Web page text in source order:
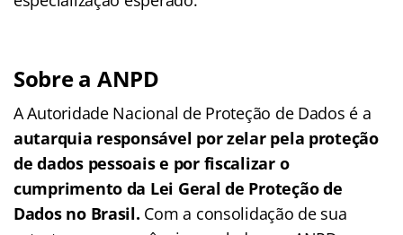
Sobre a ANPD
A Autoridade Nacional de Proteção de Dados é a
autarquia responsável por zelar pela proteção
de dados pessoais e por fiscalizar o
cumprimento da Lei Geral de Proteção de
Dados no Brasil. Com a consolidação de sua